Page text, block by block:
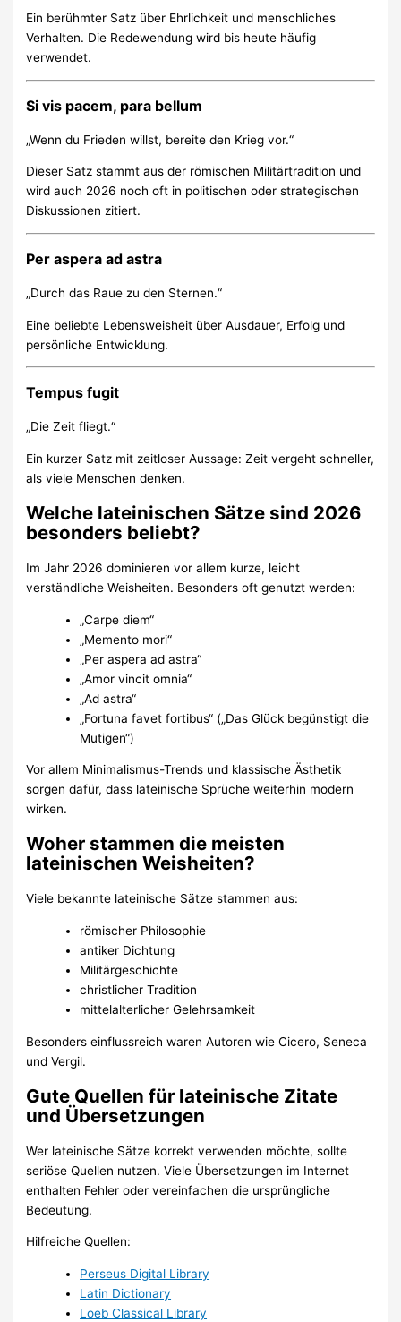
Ein berühmter Satz über Ehrlichkeit und menschliches
Verhalten. Die Redewendung wird bis heute häufig
verwendet.
Si vis pacem, para bellum
„Wenn du Frieden willst, bereite den Krieg vor.“
Dieser Satz stammt aus der römischen Militärtradition und
wird auch 2026 noch oft in politischen oder strategischen
Diskussionen zitiert.
Per aspera ad astra
„Durch das Raue zu den Sternen.“
Eine beliebte Lebensweisheit über Ausdauer, Erfolg und
persönliche Entwicklung.
Tempus fugit
„Die Zeit fliegt.“
Ein kurzer Satz mit zeitloser Aussage: Zeit vergeht schneller,
als viele Menschen denken.
Welche lateinischen Sätze sind 2026
besonders beliebt?
Im Jahr 2026 dominieren vor allem kurze, leicht
verständliche Weisheiten. Besonders oft genutzt werden:
„Carpe diem“
„Memento mori“
„Per aspera ad astra“
„Amor vincit omnia“
„Ad astra“
„Fortuna favet fortibus“ („Das Glück begünstigt die
Mutigen“)
Vor allem Minimalismus-Trends und klassische Ästhetik
sorgen dafür, dass lateinische Sprüche weiterhin modern
wirken.
Woher stammen die meisten
lateinischen Weisheiten?
Viele bekannte lateinische Sätze stammen aus:
römischer Philosophie
antiker Dichtung
Militärgeschichte
christlicher Tradition
mittelalterlicher Gelehrsamkeit
Besonders einflussreich waren Autoren wie Cicero, Seneca
und Vergil.
Gute Quellen für lateinische Zitate
und Übersetzungen
Wer lateinische Sätze korrekt verwenden möchte, sollte
seriöse Quellen nutzen. Viele Übersetzungen im Internet
enthalten Fehler oder vereinfachen die ursprüngliche
Bedeutung.
Hilfreiche Quellen:
Perseus Digital Library
Latin Dictionary
Loeb Classical Library